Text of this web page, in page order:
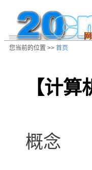
您当前的位置 >> 首页
【计
概念